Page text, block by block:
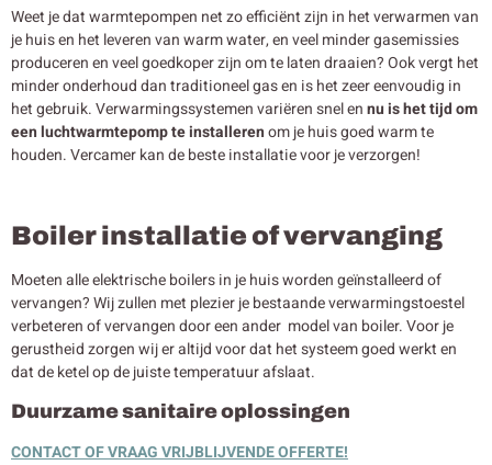
Weet je dat warmtepompen net zo efficiënt zijn in het verwarmen van
je huis en het leveren van warm water, en veel minder gasemissies
produceren en veel goedkoper zijn om te laten draaien? Ook vergt het
minder onderhoud dan traditioneel gas en is het zeer eenvoudig in
het gebruik. Verwarmingssystemen variëren snel ennu is het tijd om
een luchtwarmtepomp te installerenom je huis goed warm te
houden. Vercamer kan de beste installatie voor je verzorgen!
Boiler installatie of vervanging
Moeten alle elektrische boilers in je huis worden geïnstalleerd of
vervangen? Wij zullen met plezier je bestaande verwarmingstoestel
verbeteren of vervangen door een ander model van boiler. Voor je
gerustheid zorgen wij er altijd voor dat het systeem goed werkt en
dat de ketel op de juiste temperatuur afslaat.
Duurzame sanitaire oplossingen
CONTACT OF VRAAG VRIJBLIJVENDE OFFERTE!